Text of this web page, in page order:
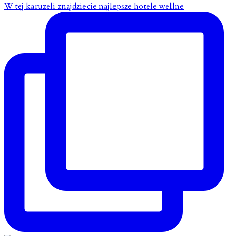
W tej karuzeli znajdziecie najlepsze hotele wellne